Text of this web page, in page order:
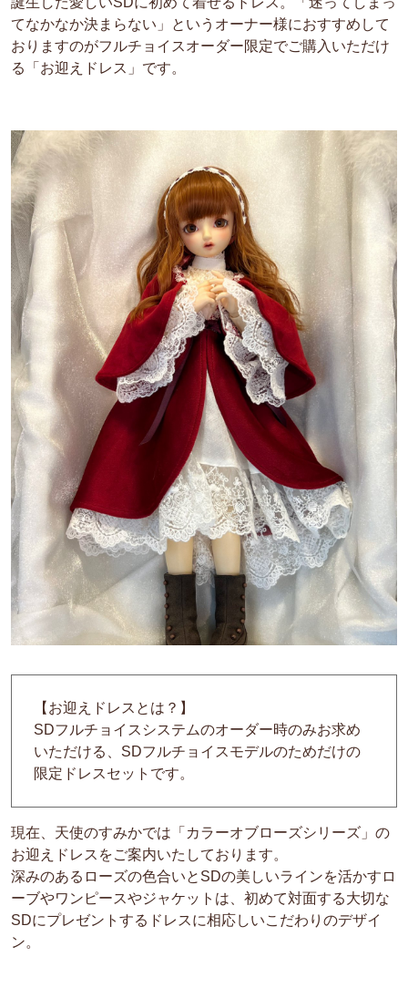
てなかなか決まらない」というオーナー様におすすめして
おりますのがフルチョイスオーダー限定でご購入いただけ
る「お迎えドレス」です。
【お迎えドレスとは？】
SDフルチョイスシステムのオーダー時のみお求め
いただける、SDフルチョイスモデルのためだけの
限定ドレスセットです。
現在、天使のすみかでは「カラーオブローズシリーズ」の
お迎えドレスをご案内いたしております。
深みのあるローズの色合いとSDの美しいラインを活かすロ
ーブやワンピースやジャケットは、初めて対面する大切な
SDにプレゼントするドレスに相応しいこだわりのデザイ
ン。